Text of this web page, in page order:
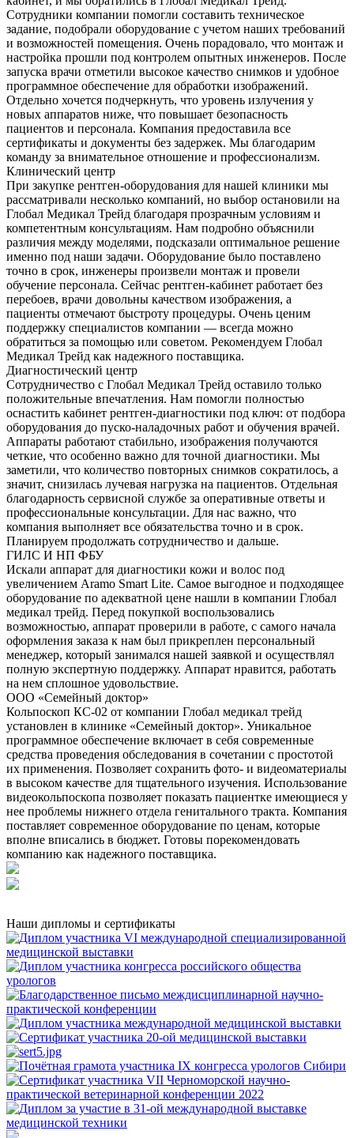
Сотрудники компании помогли составить техническое
задание, подобрали оборудование с учетом наших требований
и возможностей помещения. Очень порадовало, что монтаж и
настройка прошли под контролем опытных инженеров. После
запуска врачи отметили высокое качество снимков и удобное
программное обеспечение для обработки изображений.
Отдельно хочется подчеркнуть, что уровень излучения у
новых аппаратов ниже, что повышает безопасность
пациентов и персонала. Компания предоставила все
сертификаты и документы без задержек. Мы благодарим
команду за внимательное отношение и профессионализм.
Клинический центр
При закупке рентген-оборудования для нашей клиники мы
рассматривали несколько компаний, но выбор остановили на
Глобал Медикал Трейд благодаря прозрачным условиям и
компетентным консультациям. Нам подробно объяснили
различия между моделями, подсказали оптимальное решение
именно под наши задачи. Оборудование было поставлено
точно в срок, инженеры произвели монтаж и провели
обучение персонала. Сейчас рентген-кабинет работает без
перебоев, врачи довольны качеством изображения, а
пациенты отмечают быстроту процедуры. Очень ценим
поддержку специалистов компании — всегда можно
обратиться за помощью или советом. Рекомендуем Глобал
Медикал Трейд как надежного поставщика.
Диагностический центр
Сотрудничество с Глобал Медикал Трейд оставило только
положительные впечатления. Нам помогли полностью
оснастить кабинет рентген-диагностики под ключ: от подбора
оборудования до пуско-наладочных работ и обучения врачей.
Аппараты работают стабильно, изображения получаются
четкие, что особенно важно для точной диагностики. Мы
заметили, что количество повторных снимков сократилось, а
значит, снизилась лучевая нагрузка на пациентов. Отдельная
благодарность сервисной службе за оперативные ответы и
профессиональные консультации. Для нас важно, что
компания выполняет все обязательства точно и в срок.
Планируем продолжать сотрудничество и дальше.
ГИЛС И НП ФБУ
Искали аппарат для диагностики кожи и волос под
увеличением Aramo Smart Lite. Самое выгодное и подходящее
оборудование по адекватной цене нашли в компании Глобал
медикал трейд. Перед покупкой воспользовались
возможностью, аппарат проверили в работе, с самого начала
оформления заказа к нам был прикреплен персональный
менеджер, который занимался нашей заявкой и осуществлял
полную экспертную поддержку. Аппарат нравится, работать
на нем сплошное удовольствие.
ООО «Семейный доктор»
Кольпоскоп КС-02 от компании Глобал медикал трейд
установлен в клинике «Семейный доктор». Уникальное
программное обеспечение включает в себя современные
средства проведения обследования в сочетании с простотой
их применения. Позволяет сохранить фото- и видеоматериалы
в высоком качестве для тщательного изучения. Использование
видеокольпоскопа позволяет показать пациентке имеющиеся у
нее проблемы нижнего отдела генитального тракта. Компания
поставляет современное оборудование по ценам, которые
вполне вписались в бюджет. Готовы порекомендовать
компанию как надежного поставщика.
Наши дипломы и сертификаты